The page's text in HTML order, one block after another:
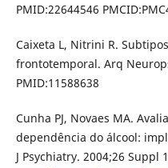
PMID:22644546
Caixeta L, Nitrini R.
frontotemporal. Arq
PMID:11588638
Cunha PJ, Novaes MA.
dependência do álcool:
J Psychiatry. 2004;26 Suppl